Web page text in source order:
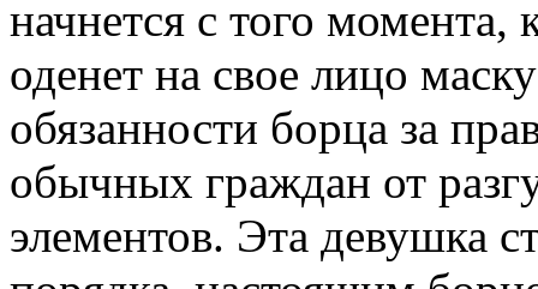
начнется с того момента,
оденет на свое лицо
обязанности борца за
обычных граждан от
элементов. Эта девушка